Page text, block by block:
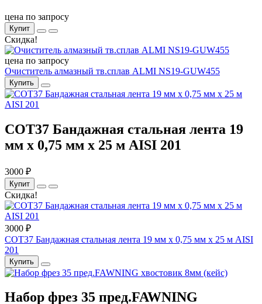
цена по запросу
Купит
Скидка!
цена по запросу
Очиститель алмазный тв.сплав ALMI NS19-GUW455
Купить
COT37 Бандажная стальная лента 19
мм x 0,75 мм x 25 м AISI 201
3000 ₽
Купит
Скидка!
3000 ₽
COT37 Бандажная стальная лента 19 мм x 0,75 мм x 25 м AISI
201
Купить
Набор фрез 35 пред.FAWNING